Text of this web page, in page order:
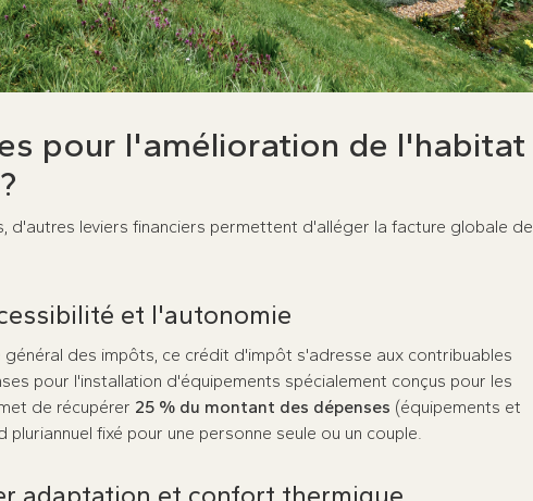
pour l'amélioration de l'habitat
d'autres leviers financiers permettent d'alléger la facture globale de
et l'autonomie
des impôts, ce crédit d'impôt s'adresse aux contribuables
pour l'installation d'équipements spécialement conçus pour les
de récupérer 25 % du montant des dépenses (équipements et
fixé pour une personne seule ou un couple.